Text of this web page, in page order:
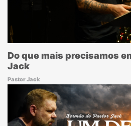
Do que mais precisamos
Jack
Pastor Jack